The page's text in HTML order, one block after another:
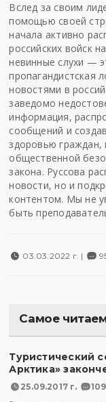
Вслед за своим
помощью своей
начала активно
российских войск
невинные слухи —
новостями в
заведомо
информация,
сообщений и
здоровью граждан,
общественной
закона. Руссова
новости, но и
контентом. Мы не
быть
03.03.2022 г. |
Самое
Туристический
Арктика»
25.09.2017 г.